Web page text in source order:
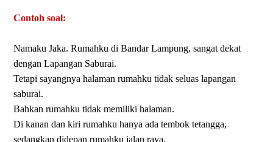
Contoh soal:
Namaku Jaka. Rumahku di Bandar Lampung, sangat dekat
dengan Lapangan Saburai.
Tetapi sayangnya halaman rumahku tidak seluas lapangan
saburai.
Bahkan rumahku tidak memiliki halaman.
Di kanan dan kiri rumahku hanya ada tembok tetangga,
sedangkan didepan rumahku jalan raya.